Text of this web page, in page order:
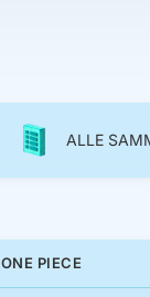
ALLE
ONE PIECE